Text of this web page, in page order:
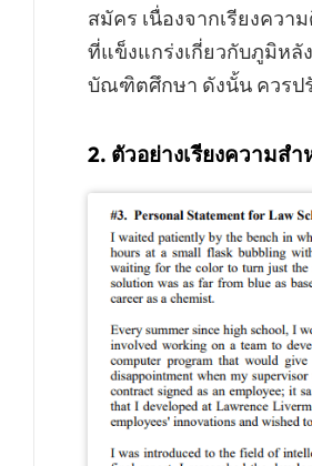
สมัคร เนื่องจากเรียงคว
ที่แข็งแกร่งเกี่ยวกับภูมิห
บัณฑิตศึกษา ดังนั้น ควรป
2. ตัวอย่างเรียงความส